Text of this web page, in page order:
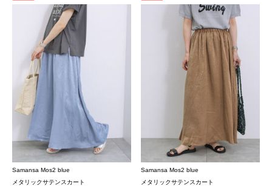
Samansa Mos2 blue
メタリックサテンスカート
Samansa Mos2 blue
メタリックサテンスカート